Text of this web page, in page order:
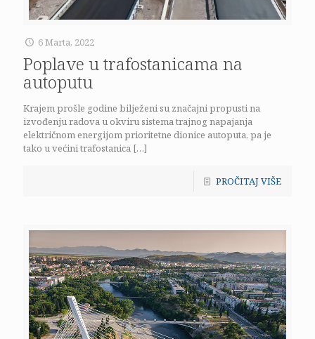
6 Marta, 2022
Poplave u trafostanicama na
autoputu
Krajem prošle godine bilježeni su značajni propusti na
izvođenju radova u okviru sistema trajnog napajanja
električnom energijom prioritetne dionice autoputa, pa je
tako u većini trafostanica […]
PROČITAJ VIŠE